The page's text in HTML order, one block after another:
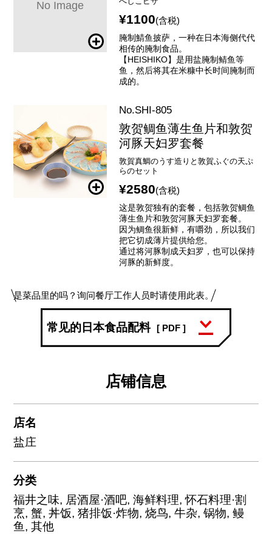
¥1100(含税)
腌制鯖鱼披萨，一种在日本海侧代代
相传的腌制食品。
【HEISHIKO】是用盐腌制鲭鱼等
鱼，然后将其在米糠中长时间腌制而
成的。
No.SHI-805
敦贺鲷鱼薄生鱼片和敦贺
河豚天妇罗套餐
敦賀真鯛のうす造りと敦賀ふぐの天ぷ
らのセット
¥2580(含税)
这是敦贺独有的套餐，包括敦贺鲷鱼
薄生鱼片和敦贺河豚天妇罗套餐。
因为鲷鱼很新鲜，有嚼劲，所以我们
把它切成薄片提供给您。
通过将河豚制成天妇罗，也可以保持
河豚的新鲜度。
是菜品里的吗？询问餐厅工作人员时请使用此表。
常见的日本食品配料 [ PDF ]
店铺信息
店名
盐庄
分类
福井之味, 居酒屋·酒吧, 海鲜料理, 怀石料理·割
烹, 蟹, 丼饭, 猪排饭·炸物, 烧鸟, 牛杂, 锅物, 鳗
鱼, 其他